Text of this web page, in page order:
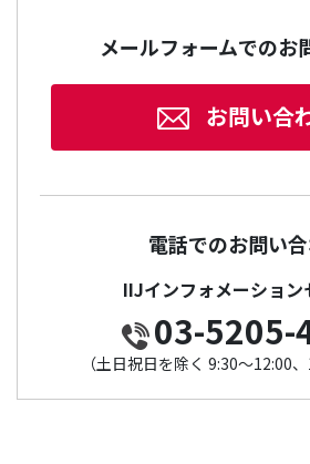
メールフォームでのお
お問い合
電話でのお問い
IIJインフォメーション
03-5205-
（土日祝日を除く 9:30～12:00、